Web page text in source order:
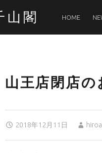
閣 HOME
山王店閉店の
2018年12月11日